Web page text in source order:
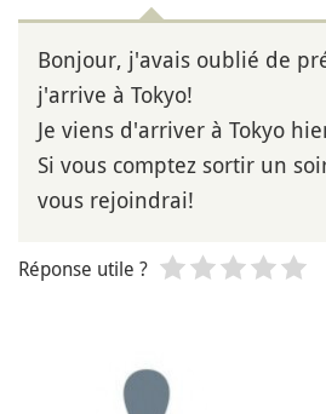
Bonjour, j'avais oublié de
j'arrive à Tokyo!
Je viens d'arriver à Tokyo
Si vous comptez sortir un
vous rejoindrai!
Réponse utile ?